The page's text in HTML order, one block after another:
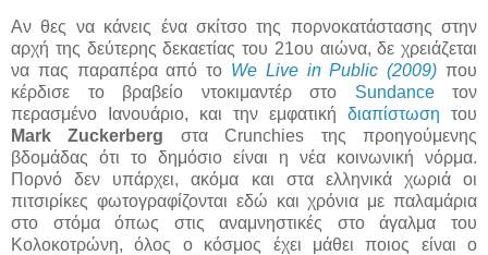
Αν θες να κάνεις ένα σκίτσο της πορνοκατάστασης στην
αρχή της δεύτερης δεκαετίας του 21ου αιώνα, δε χρειάζεται
να πας παραπέρα από το We Live in Public (2009) που
κέρδισε το βραβείο ντοκιμαντέρ στο Sundanceτον
περασμένο Ιανουάριο, και την εμφατική διαπίστωση του
Mark Zuckerberg στα Crunchies της προηγούμενης
βδομάδας ότι το δημόσιο είναι η νέα κοινωνική νόρμα.
Πορνό δεν υπάρχει, ακόμα και στα ελληνικά χωριά οι
πιτσιρίκες φωτογραφίζονται εδώ και χρόνια με παλαμάρια
στο στόμα όπως στις αναμνηστικές στο άγαλμα του
Κολοκοτρώνη, όλος ο κόσμος έχει μάθει ποιος είναι ο